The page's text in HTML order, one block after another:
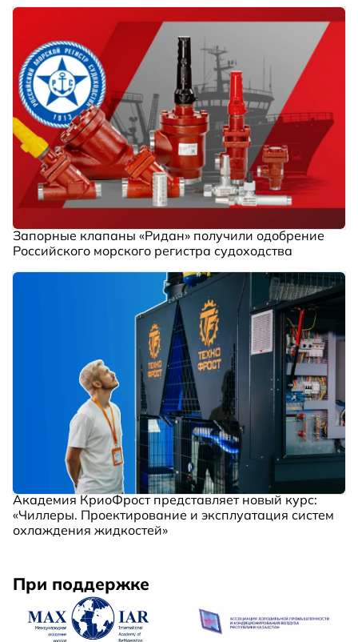
Запорные клапаны «Ридан» получили одобрение
Российского морского регистра судоходства
Академия КриоФрост представляет новый курс:
«Чиллеры. Проектирование и эксплуатация систем
охлаждения жидкостей»
При поддержке